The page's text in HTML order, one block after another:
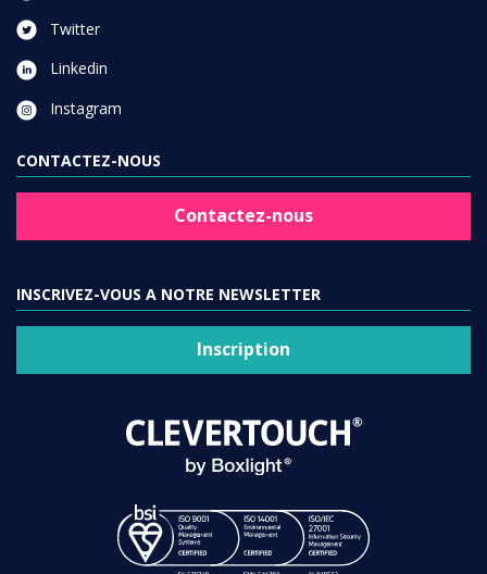
Twitter
Linkedin
Instagram
CONTACTEZ-NOUS
Contactez-nous
INSCRIVEZ-VOUS A NOTRE NEWSLETTER
Inscription